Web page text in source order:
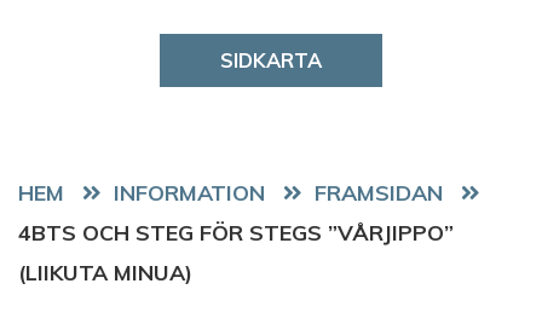
SIDKARTA
HEM
FRAMSIDAN
4BTS OCH STEG FÖR STEGS ”VÅRJIPPO”
(LIIKUTA MINUA)